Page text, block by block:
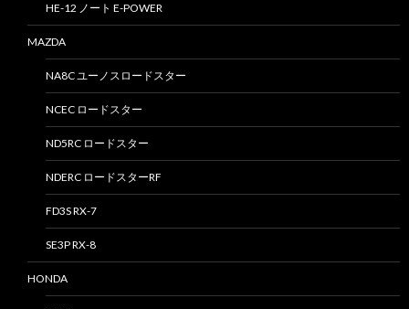
HE-12 ノート E-POWER
MAZDA
NA8C ユーノスロードスター
NCEC ロードスター
ND5RC ロードスター
NDERC ロードスターRF
FD3S RX-7
SE3P RX-8
HONDA